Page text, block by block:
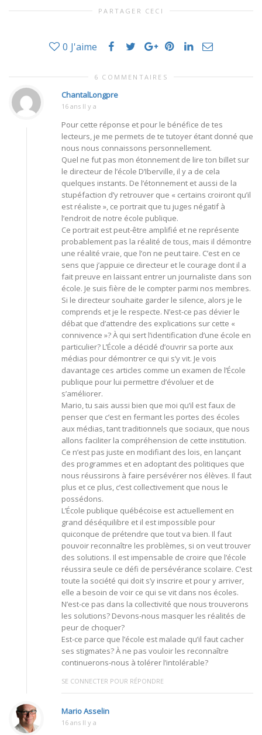
PARTAGER CECI
0 J'aime
6 COMMENTAIRES
ChantalLongpre
16 ans Il y a
Pour cette réponse et pour le bénéfice de tes
lecteurs, je me permets de te tutoyer étant donné que
nous nous connaissons personnellement.
Quel ne fut pas mon étonnement de lire ton billet sur
le directeur de l’école D’Iberville, il y a de cela
quelques instants. De l’étonnement et aussi de la
stupéfaction d’y retrouver que « certains croiront qu’il
est réaliste », ce portrait que tu juges négatif à
l’endroit de notre école publique.
Ce portrait est peut-être amplifié et ne représente
probablement pas la réalité de tous, mais il démontre
une réalité vraie, que l’on ne peut taire. C’est en ce
sens que j’appuie ce directeur et le courage dont il a
fait preuve en laissant entrer un journaliste dans son
école. Je suis fière de le compter parmi nos membres.
Si le directeur souhaite garder le silence, alors je le
comprends et je le respecte. N’est-ce pas dévier le
débat que d’attendre des explications sur cette «
connivence »? À qui sert l’identification d’une école en
particulier? L’École a décidé d’ouvrir sa porte aux
médias pour démontrer ce qui s’y vit. Je vois
davantage ces articles comme un examen de l’École
publique pour lui permettre d’évoluer et de
s’améliorer.
Mario, tu sais aussi bien que moi qu’il est faux de
penser que c’est en fermant les portes des écoles
aux médias, tant traditionnels que sociaux, que nous
allons faciliter la compréhension de cette institution.
Ce n’est pas juste en modifiant des lois, en lançant
des programmes et en adoptant des politiques que
nous réussirons à faire persévérer nos élèves. Il faut
plus et ce plus, c’est collectivement que nous le
possédons.
L’École publique québécoise est actuellement en
grand déséquilibre et il est impossible pour
quiconque de prétendre que tout va bien. Il faut
pouvoir reconnaître les problèmes, si on veut trouver
des solutions. Il est impensable de croire que l’école
réussira seule ce défi de persévérance scolaire. C’est
toute la société qui doit s’y inscrire et pour y arriver,
elle a besoin de voir ce qui se vit dans nos écoles.
N’est-ce pas dans la collectivité que nous trouverons
les solutions? Devons-nous masquer les réalités de
peur de choquer?
Est-ce parce que l’école est malade qu’il faut cacher
ses stigmates? À ne pas vouloir les reconnaître
continuerons-nous à tolérer l’intolérable?
SE CONNECTER POUR RÉPONDRE
Mario Asselin
16 ans Il y a